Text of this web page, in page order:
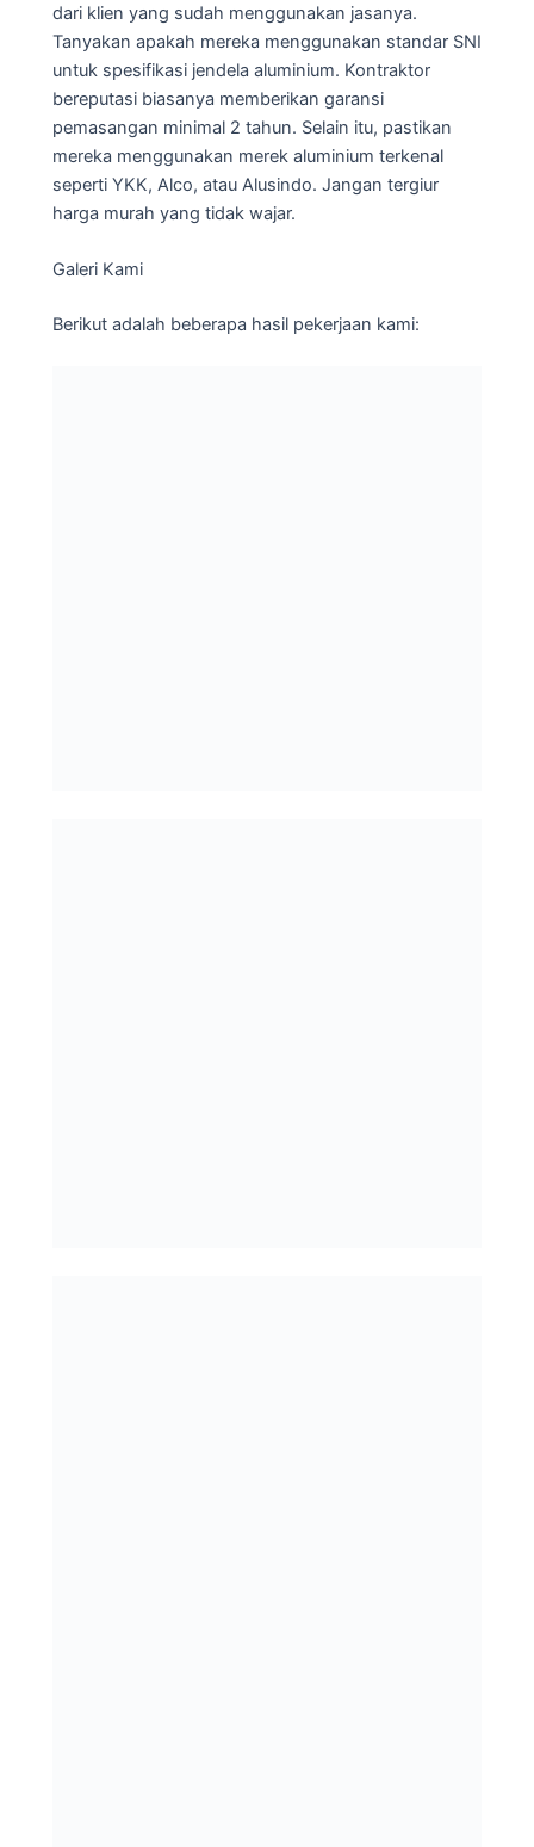
dari klien yang sudah menggunakan jasanya.
Tanyakan apakah mereka menggunakan standar SNI
untuk spesifikasi jendela aluminium. Kontraktor
bereputasi biasanya memberikan garansi
pemasangan minimal 2 tahun. Selain itu, pastikan
mereka menggunakan merek aluminium terkenal
seperti YKK, Alco, atau Alusindo. Jangan tergiur
harga murah yang tidak wajar.
Galeri Kami
Berikut adalah beberapa hasil pekerjaan kami: